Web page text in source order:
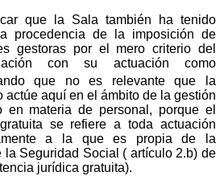
que la Sala también ha tenido
procedencia de la imposición de
gestoras por el mero criterio del
con su actuación como
que no es relevante que la
actúe aquí en el ámbito de la gestión
en materia de personal, porque el
se refiere a toda actuación
a la que es propia de la
la Seguridad Social ( artículo 2.b) de
jurídica gratuita).